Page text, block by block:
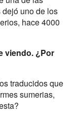
uno de los
hace 4000
viendo. ¿Por
traducidos que
sumerias,